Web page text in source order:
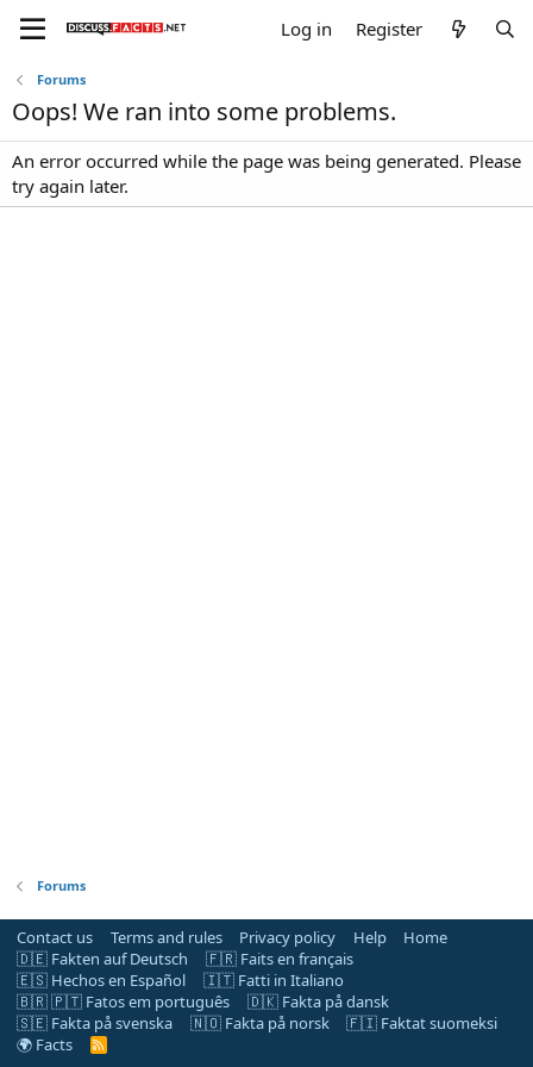
Log in Register
Forums
Oops! We ran into some problems.
An error occurred while the page was being generated. Please
try again later.
Forums
Contact us Terms and rules Privacy policy Help
Home
🇩🇪 Fakten auf Deutsch
🇫🇷 Faits en français
🇪🇸 Hechos en Español
🇮🇹 Fatti in Italiano
🇧🇷 🇵🇹 Fatos em português
🇩🇰 Fakta på dansk
🇸🇪 Fakta på svenska
🇳🇴 Fakta på norsk
🇫🇮 Faktat suomeksi
🌍 Facts
R